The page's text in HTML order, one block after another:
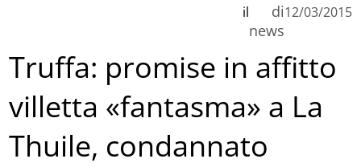
di
news
il 12/03/2015
Truffa: promise in affitto
villetta «fantasma» a La
Thuile, condannato